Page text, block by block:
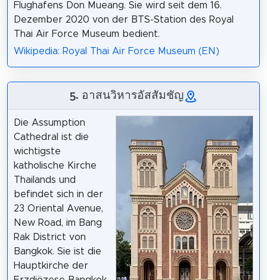
Flughafens Don Mueang. Sie wird seit dem 16.
Dezember 2020 von der BTS-Station des Royal
Thai Air Force Museum bedient.
Wikipedia: Royal Thai Air Force Museum (EN)
5. อาสนวิหารอัสสัมชัญ
Die Assumption
Cathedral ist die
wichtigste
katholische Kirche
Thailands und
befindet sich in der
23 Oriental Avenue,
New Road, im Bang
Rak District von
Bangkok. Sie ist die
Hauptkirche der